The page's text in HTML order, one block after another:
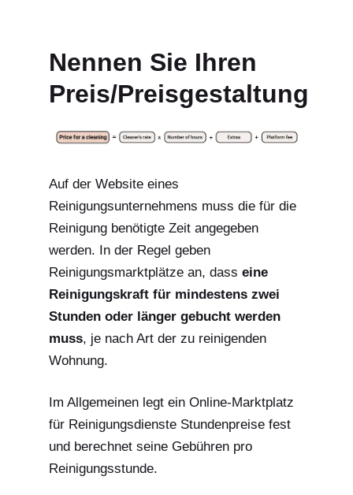
Nennen Sie Ihren
Preis/Preisgestaltung
Auf der Website eines
Reinigungsunternehmens muss die für die
Reinigung benötigte Zeit angegeben
werden. In der Regel geben
Reinigungsmarktplätze an, dass eine
Reinigungskraft für mindestens zwei
Stunden oder länger gebucht werden
muss, je nach Art der zu reinigenden
Wohnung.
Im Allgemeinen legt ein Online-Marktplatz
für Reinigungsdienste Stundenpreise fest
und berechnet seine Gebühren pro
Reinigungsstunde.